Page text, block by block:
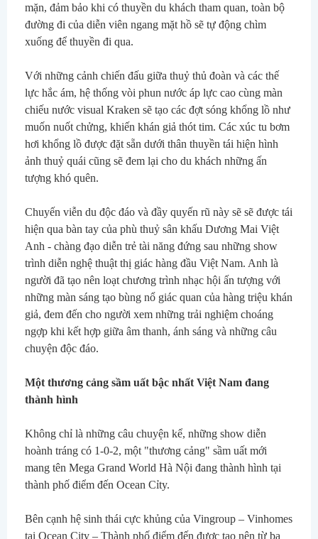
mặn, đảm bảo khi có thuyền du khách tham quan, toàn bộ
đường đi của diễn viên ngang mặt hồ sẽ tự động chìm
xuống để thuyền đi qua.
Với những cảnh chiến đấu giữa thuỷ thủ đoàn và các thế
lực hắc ám, hệ thống vòi phun nước áp lực cao cùng màn
chiếu nước visual Kraken sẽ tạo các đợt sóng khổng lồ như
muốn nuốt chửng, khiến khán giả thót tim. Các xúc tu bơm
hơi khổng lồ được đặt sẵn dưới thân thuyền tái hiện hình
ảnh thuỷ quái cũng sẽ đem lại cho du khách những ấn
tượng khó quên.
Chuyến viễn du độc đáo và đầy quyến rũ này sẽ sẽ được tái
hiện qua bàn tay của phù thuỷ sân khấu Dương Mai Việt
Anh - chàng đạo diễn trẻ tài năng đứng sau những show
trình diễn nghệ thuật thị giác hàng đầu Việt Nam. Anh là
người đã tạo nên loạt chương trình nhạc hội ấn tượng với
những màn sáng tạo bùng nổ giác quan của hàng triệu khán
giả, đem đến cho người xem những trải nghiệm choáng
ngợp khi kết hợp giữa âm thanh, ánh sáng và những câu
chuyện độc đáo.
Một thương cảng sầm uất bậc nhất Việt Nam đang
thành hình
Không chỉ là những câu chuyện kể, những show diễn
hoành tráng có 1-0-2, một "thương cảng" sầm uất mới
mang tên Mega Grand World Hà Nội đang thành hình tại
thành phố điểm đến Ocean Cỉty.
Bên cạnh hệ sinh thái cực khủng của Vingroup – Vinhomes
tại Ocean City – Thành phố điểm đến được tạo nên từ ba